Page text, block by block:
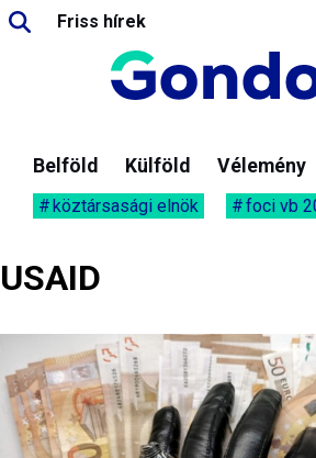
Friss hírek
Belföld Külföld Vélemény
köztársasági elnök foci vb
USAID